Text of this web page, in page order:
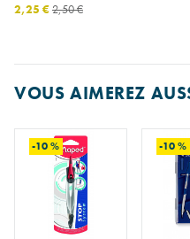
2,25 €2,50 €
VOUS AIMEREZ
-10 % -10 %